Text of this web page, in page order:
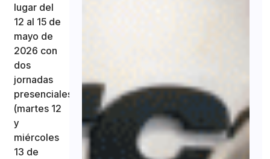
lugar del
12 al 15 de
mayo de
2026 con
dos
jornadas
presenciales
(martes 12
y
miércoles
13 de